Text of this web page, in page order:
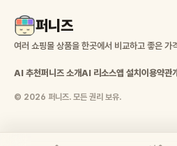
퍼니즈
여러 쇼핑몰 상품을 한곳에서 비교하고 좋은 가
AI 추천퍼니즈 소개AI 리소스앱 설치 이용약관
© 2026 퍼니즈. 모든 권리 보유.